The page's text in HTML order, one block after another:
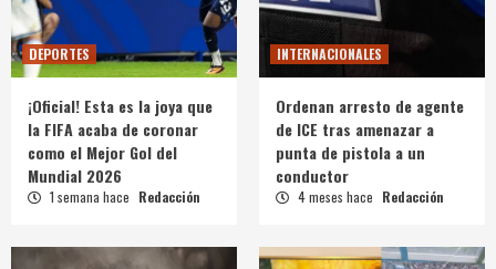
DEPORTES
¡Oficial! Esta es la joya que
la FIFA acaba de coronar
como el Mejor Gol del
Mundial 2026
1 semana hace Redacción
INTERNACIONALES
Ordenan arresto de agente
de ICE tras amenazar a
punta de pistola a un
conductor
4 meses hace Redacción